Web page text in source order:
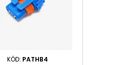
KÓD: PATHB4